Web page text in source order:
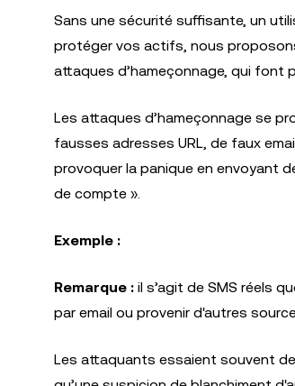
Sans une sécurité suffisante, un
protéger vos actifs, nous
attaques d’hameçonnage, qui font
Les attaques d’hameçonnage se
fausses adresses URL, de faux
provoquer la panique en envoyant
de compte ».
Exemple :
Remarque : il s’agit de SMS réels
par email ou provenir d'autres
Les attaquants essaient souvent